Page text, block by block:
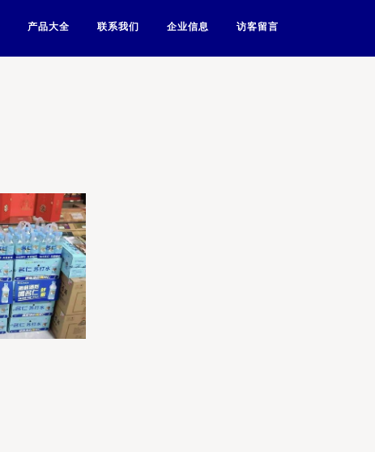
产品大全 联系我们 企业信息 访客留言